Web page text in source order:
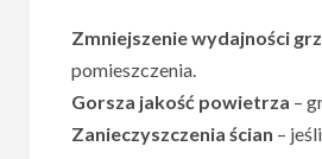
Zmniejszenie wydajności
pomieszczenia.
Gorsza jakość powietrza –
Zanieczyszczenia ścian –